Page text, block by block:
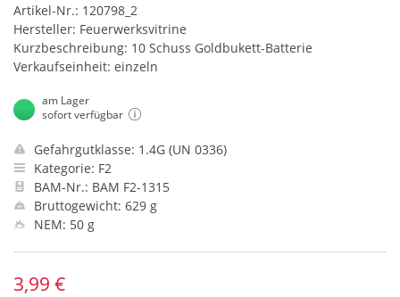
Artikel-Nr.: 120798_2
Hersteller: Feuerwerksvitrine
Kurzbeschreibung: 10 Schuss Goldbukett-Batterie
Verkaufseinheit: einzeln
am Lager
sofort verfügbar
Gefahrgutklasse: 1.4G (UN 0336)
Kategorie: F2
BAM-Nr.: BAM F2-1315
Bruttogewicht: 629 g
NEM: 50 g
3,99 €